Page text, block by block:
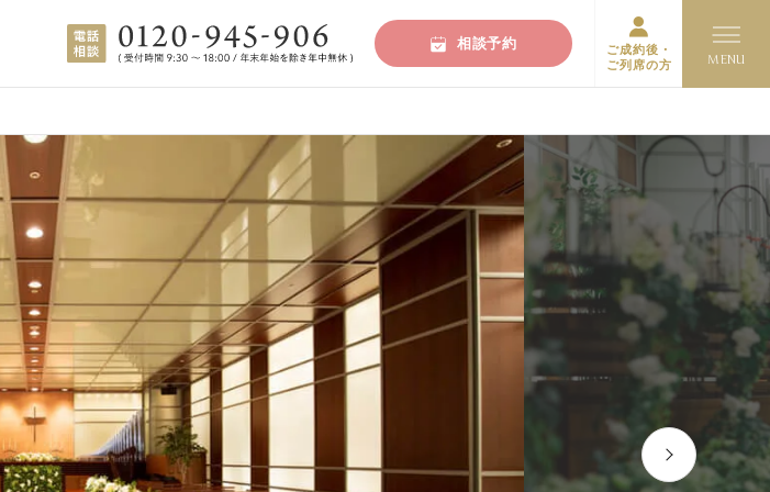
相談予約
ご成約後・
ご列席の方